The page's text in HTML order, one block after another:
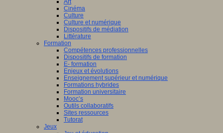
Art
Cinéma
Culture
Culture et numérique
Dispositifs de médiation
Littérature
Formation
Compétences professionnelles
Dispositifs de formation
E- formation
Enjeux et évolutions
Enseignement supérieur et numérique
Formations hybrides
Formation universitaire
Mooc’s
Outils collaboratifs
Sites ressources
Tutorat
Jeux